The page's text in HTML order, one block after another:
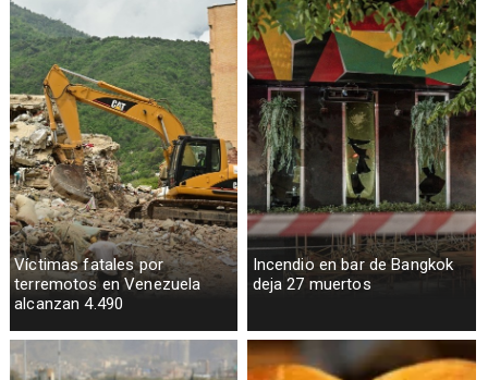
Víctimas fatales por
terremotos en Venezuela
alcanzan 4.490
Incendio en bar de Bangkok
deja 27 muertos